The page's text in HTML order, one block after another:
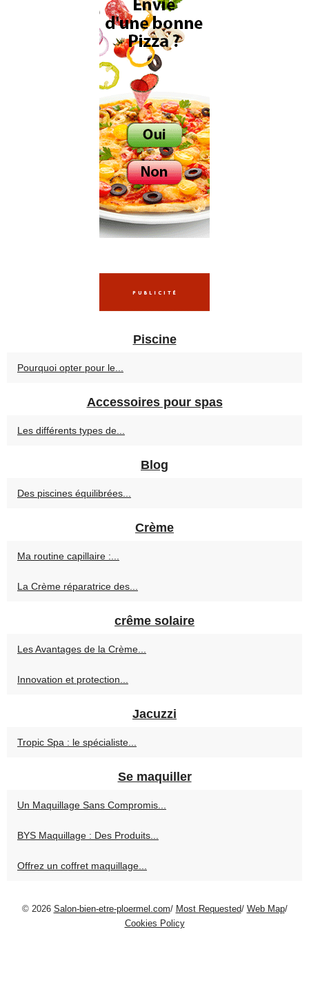
Piscine
Pourquoi opter pour le...
Accessoires pour spas
Les différents types de...
Blog
Des piscines équilibrées...
Crème
Ma routine capillaire :...
La Crème réparatrice des...
crême solaire
Les Avantages de la Crème...
Innovation et protection...
Jacuzzi
Tropic Spa : le spécialiste...
Se maquiller
Un Maquillage Sans Compromis...
BYS Maquillage : Des Produits...
Offrez un coffret maquillage...
© 2026 Salon-bien-etre-ploermel.com/ Most Requested/ Web Map/
Cookies Policy